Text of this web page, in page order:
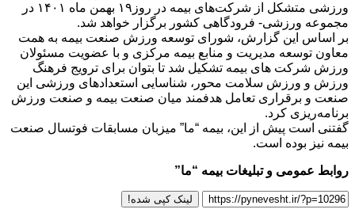
ورزشی متشکل از شرکت‌های بیمه در روز‌۱۹ بهمن ماه ۱۴۰۱ در
مجموعه ورزشی- فرودگاهی کشور برگزار خواهد شد.
بر اساس این گزارش، شورای توسعه ورزش صنعت بیمه به همت
معاون توسعه مدیریت و منابع بیمه مرکزی و با عضویت مسئولان
ورزش شرکت های بیمه تشکیل شد تا بتوان برای ترویج فرهنگ
ورزش و ورزش سلامت محور، شناسایی استعدادهای ورزشی این
صنعت و برقراری تعامل هدفمند میان صنعت بیمه و صنعت ورزش
برنامه‌ریزی کرد.
گفتنی است پیش از این، بیمه “ما” میزبان مسابقات فوتسال صنعت
بیمه نیز بوده است.
روابط عمومی و تبلیغات بیمه “ما”
لینک کپی شده!